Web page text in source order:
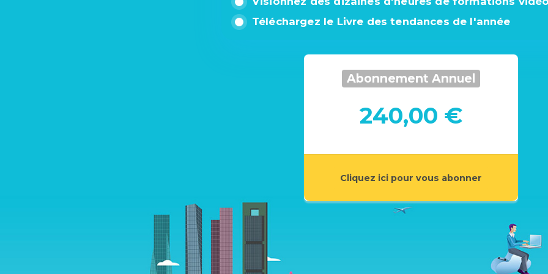
Téléchargez le Livre des tendances de l'année
Abonnement Annuel
240,00 €
Cliquez ici pour vous abonner